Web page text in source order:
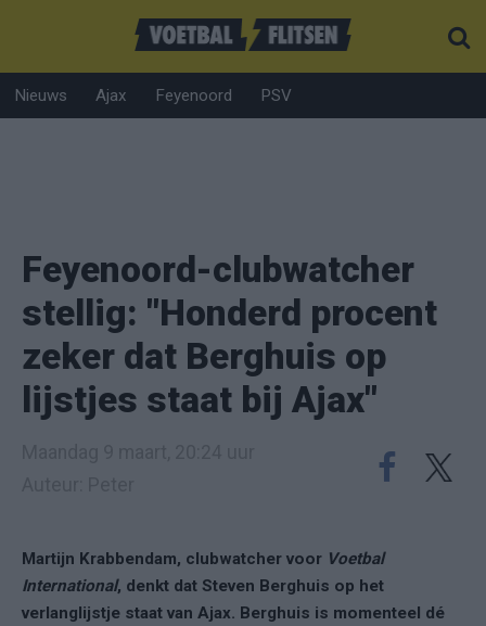
Nieuws Ajax Feyenoord PSV
Feyenoord-clubwatcher
stellig: "Honderd procent
zeker dat Berghuis op
lijstjes staat bij Ajax"
Martijn Krabbendam, clubwatcher voor Voetbal
International, denkt dat Steven Berghuis op het
verlanglijstje staat van Ajax. Berghuis is momenteel dé